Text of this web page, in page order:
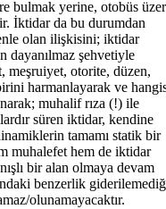
bulmak yerine, otobüs
İktidar da bu durumdan
olan ilişkisini; iktidar
dayanılmaz şehvetiyle
meşruiyet, otorite, düzen,
harmanlayarak ve
muhalif rıza (!) ile
süren iktidar, kendine
tamamı statik bir
muhalefet hem de iktidar
bir alan olmaya devam
benzerlik
olunamayacaktır.